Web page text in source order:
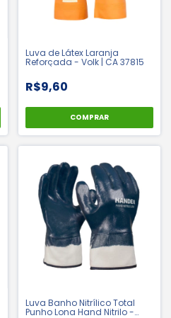
Luva de Látex Laranja
Reforçada - Volk | CA 37815
R$9,60
COMPRAR
Luva Banho Nitrílico Total
Punho Lona Hand Nitrilo -